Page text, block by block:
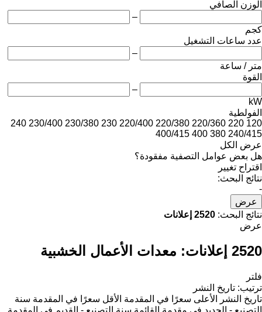
الوزن الصافي
–
كجم
عدد ساعات التشغيل
–
متر / ساعة
القوة
–
kW
الفولطية
120
220
220/360
220/380
220/400
230
230/380
230/400
240
240/415
380
400
400/415
عرض الكل
هل بعض عوامل التصفية مفقودة؟
اقتراح تغيير
نتائج البحث:
-
عرض
نتائج البحث: 2520 إعلانات
عرض
2520 إعلانات: معدات الأعمال الخشبية
فلتر
ترتيب: تاريخ النشر
تاريخ النشر
الأعلى سعرًا في المقدمة الأقل سعرًا في المقدمة سنة
التصنيع - الجديد في مقدمة القائمة سنة التصنيع - القديم في المقدمة